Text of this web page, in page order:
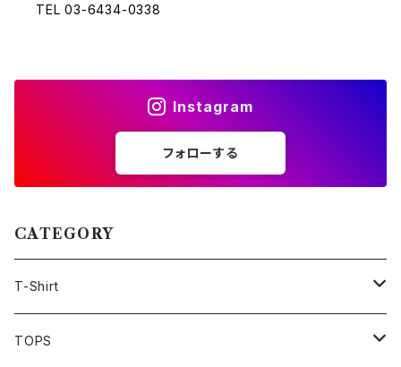
TEL 03-6434-0338
Instagram
フォローする
CATEGORY
T-Shirt
Champion
TOPS